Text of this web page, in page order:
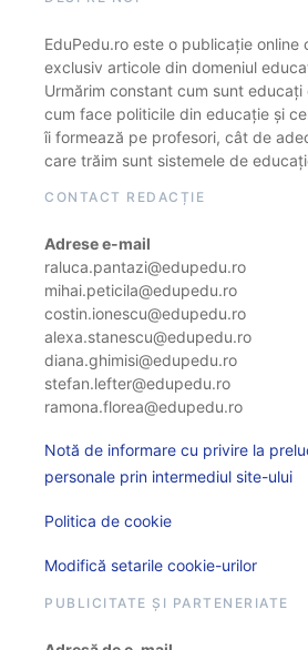
EduPedu.ro este o publicație online
exclusiv articole din domeniul
Urmărim constant cum sunt
cum face politicile din educație și
îi formează pe profesori, cât de
care trăim sunt sistemele de
CONTACT REDACȚIE
Adrese e-mail
raluca.pantazi@edupedu.ro
mihai.peticila@edupedu.ro
costin.ionescu@edupedu.ro
alexa.stanescu@edupedu.ro
diana.ghimisi@edupedu.ro
stefan.lefter@edupedu.ro
ramona.florea@edupedu.ro
Notă de informare cu privire la
personale prin intermediul site-ului
Politica de cookie
Modifică setarile cookie-urilor
PUBLICITATE ȘI PARTENERIATE